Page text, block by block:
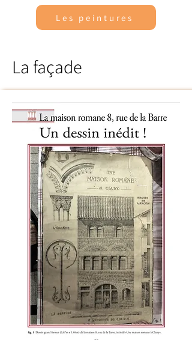
Les peintures
La façade